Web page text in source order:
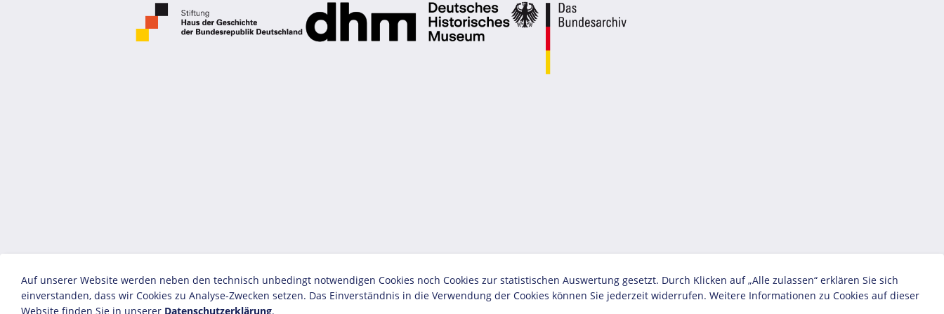
Auf unserer Website werden neben den technisch unbedingt notwendigen Cookies noch Cookies zur statistischen Auswertung gesetzt. Durch Klicken auf „Alle zulassen“ erklären Sie sich
einverstanden, dass wir Cookies zu Analyse-Zwecken setzen. Das Einverständnis in die Verwendung der Cookies können Sie jederzeit widerrufen. Weitere Informationen zu Cookies auf dieser
Website finden Sie in unserer Datenschutzerklärung.